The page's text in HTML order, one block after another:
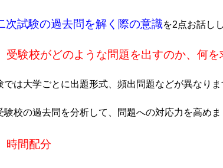
次試験の過去問を解く際の意識を2点お話し
では大学ごとに出題形式、頻出問題などが異なりま